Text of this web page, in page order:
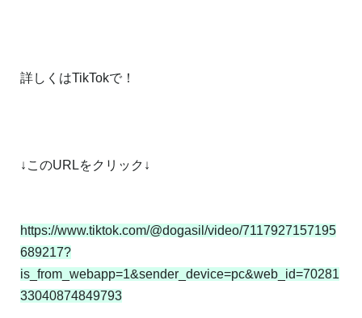
詳しくはTikTokで！
↓このURLをクリック↓
https://www.tiktok.com/@dogasil/video/7117927157195
689217?
is_from_webapp=1&sender_device=pc&web_id=70281
33040874849793